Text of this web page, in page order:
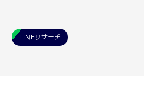
LINEリサーチ